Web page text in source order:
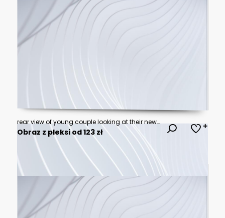
rear view of young couple looking at their new house
Obraz z pleksi od 123 zł